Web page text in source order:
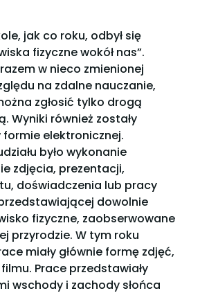
jak co roku, odbył się
fizyczne wokół nas”.
w nieco zmienionej
na zdalne nauczanie,
zgłosić tylko drogą
Wyniki również zostały
formie elektronicznej.
było wykonanie
zdjęcia, prezentacji,
doświadczenia lub pracy
dowolnie
fizyczne, zaobserwowane
przyrodzie. W tym roku
miały głównie formę zdjęć,
Prace przedstawiały
wschody i zachody słońca